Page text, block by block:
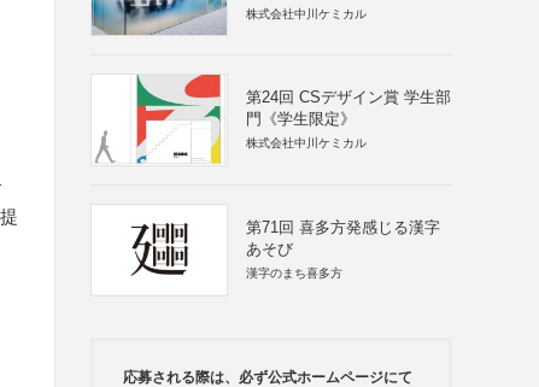
株式会社中川ケミカル
第24回 CSデザイン賞 学生部
門《学生限定》
株式会社中川ケミカル
第71回 喜多方発感じる漢字
あそび
漢字のまち喜多方
応募される際は、必ず公式ホームページにて